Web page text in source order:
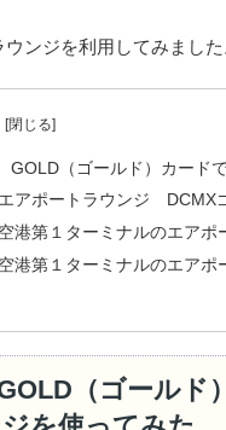
ンジを利用してみました
（ゴールド）カード
アポートラウンジ DCMX
港第１ターミナルのエアポ
港第１ターミナルのエア
（ゴールド